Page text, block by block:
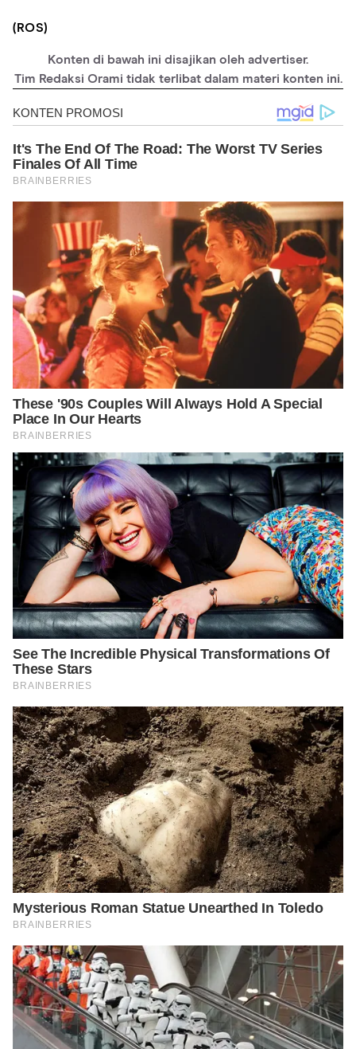
(ROS)
Konten di bawah ini disajikan oleh advertiser.
Tim Redaksi Orami tidak terlibat dalam materi konten ini.